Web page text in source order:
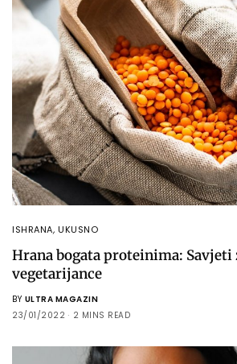
ISHRANA, UKUSNO
Hrana bogata proteinima: Savjeti
vegetarijance
BY ULTRA MAGAZIN
23/01/2022
2 MINS READ